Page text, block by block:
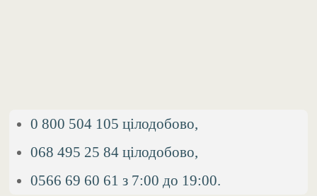
0 800 504 105 цілодобово,
068 495 25 84 цілодобово,
0566 69 60 61 з 7:00 до 19:00.